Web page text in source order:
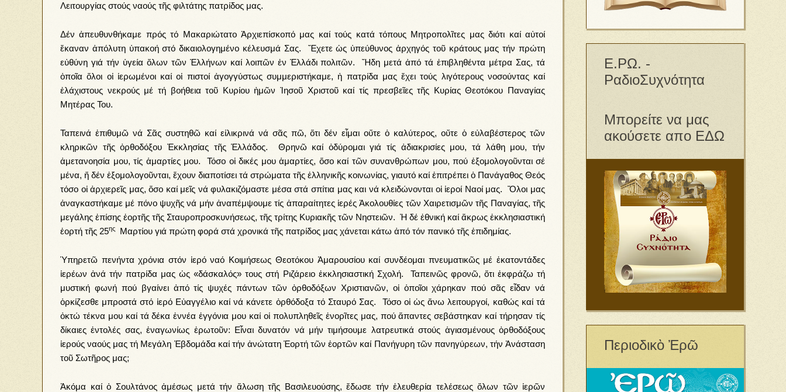
Λειτουργίας στούς ναούς τῆς φιλτάτης πατρίδος μας.
Δέν ἀπευθυνθήκαμε πρός τό Μακαριώτατο Ἀρχιεπίσκοπό μας καί τούς κατά τόπους Μητροπολῖτες μας διότι καί αὐτοί
ἔκαναν ἀπόλυτη ὑπακοή στό δικαιολογημένο κέλευσμά Σας. Ἔχετε ὡς ὑπεύθυνος ἀρχηγός τοῦ κράτους μας τήν πρώτη
εὐθύνη γιά τήν ὑγεία ὅλων τῶν Ἑλλήνων καί λοιπῶν ἐν Ἑλλάδι πολιτῶν. Ἤδη μετά ἀπό τά ἐπιβληθέντα μέτρα Σας, τά
ὁποῖα ὅλοι οἱ ἱερωμένοι καί οἱ πιστοί ἀγογγύστως συμμεριστήκαμε, ἡ πατρίδα μας ἔχει τούς λιγότερους νοσούντας καί
ἐλάχιστους νεκρούς μέ τή βοήθεια τοῦ Κυρίου ἡμῶν Ἰησοῦ Χριστοῦ καί τίς πρεσβεῖες τῆς Κυρίας Θεοτόκου Παναγίας
Μητέρας Του.
Ταπεινά ἐπιθυμῶ νά Σᾶς συστηθῶ καί εἰλικρινά νά σᾶς πῶ, ὅτι δέν εἶμαι οὔτε ὁ καλύτερος, οὔτε ὁ εὐλαβέστερος τῶν
κληρικῶν τῆς ὀρθοδόξου Ἐκκλησίας τῆς Ἑλλάδος. Θρηνῶ καί ὀδύρομαι γιά τίς ἀδιακρισίες μου, τά λάθη μου, τήν
ἀμετανοησία μου, τίς ἁμαρτίες μου. Τόσο οἱ δικές μου ἁμαρτίες, ὅσο καί τῶν συνανθρώπων μου, πού ἐξομολογοῦνται σέ
μένα, ἤ δέν ἐξομολογοῦνται, ἔχουν διαποτίσει τά στρώματα τῆς ἑλληνικῆς κοινωνίας, γιαυτό καί ἐπιτρέπει ὁ Πανάγαθος Θεός
τόσο οἱ ἀρχιερεῖς μας, ὅσο καί μεῖς νά φυλακιζόμαστε μέσα στά σπίτια μας και νά κλειδώνονται οἱ ἱεροί Ναοί μας. Ὅλοι μας
ἀναγκαστήκαμε μέ πόνο ψυχῆς νά μήν ἀναπέμψουμε τίς ἀπαραίτητες ἱερές Ἀκολουθίες τῶν Χαιρετισμῶν τῆς Παναγίας, τῆς
μεγάλης ἐπίσης ἑορτῆς τῆς Σταυροπροσκυνήσεως, τῆς τρίτης Κυριακῆς τῶν Νηστειῶν. Ἡ δέ ἐθνική καί ἄκρως ἐκκλησιαστική
ἑορτή τῆς 25ης Μαρτίου γιά πρώτη φορά στά χρονικά τῆς πατρίδος μας χάνεται κάτω ἀπό τόν πανικό τῆς ἐπιδημίας.
Ὑπηρετῶ πενήντα χρόνια στόν ἱερό ναό Κοιμήσεως Θεοτόκου Ἀμαρουσίου καί συνδέομαι πνευματικῶς μέ ἑκατοντάδες
ἱερέων ἀνά τήν πατρίδα μας ὡς «δάσκαλός» τους στή Ριζάρειο ἐκκλησιαστική Σχολή. Ταπεινῶς φρονῶ, ὅτι ἐκφράζω τή
μυστική φωνή πού βγαίνει ἀπό τίς ψυχές πάντων τῶν ὀρθοδόξων Χριστιανῶν, οἱ ὁποῖοι χάρηκαν πού σᾶς εἶδαν νά
ὁρκίζεσθε μπροστά στό ἱερό Εὐαγγέλιο καί νά κάνετε ὀρθόδοξα τό Σταυρό Σας. Τόσο οἱ ὡς ἄνω λειτουργοί, καθώς καί τά
ὀκτώ τέκνα μου καί τά δέκα ἐννέα ἐγγόνια μου καί οἱ πολυπληθεῖς ἐνορῖτες μας, πού ἅπαντες σεβάστηκαν καί τήρησαν τίς
δίκαιες ἐντολές σας, ἐναγωνίως ἐρωτοῦν: Εἶναι δυνατόν νά μήν τιμήσουμε λατρευτικά στούς ἁγιασμένους ὀρθοδόξους
ἱερούς ναούς μας τή Μεγάλη Ἑβδομάδα καί τήν ἀνώτατη Ἑορτή τῶν ἑορτῶν καί Πανήγυρη τῶν πανηγύρεων, τήν Ἀνάσταση
τοῦ Σωτῆρος μας;
Ἀκόμα καί ὁ Σουλτάνος ἀμέσως μετά τήν ἅλωση τῆς Βασιλευούσης, ἔδωσε τήν ἐλευθερία τελέσεως ὅλων τῶν ἱερῶν
Ε.ΡΩ. -
ΡαδιοΣυχνότητα
Μπορείτε να μας
ακούσετε απο ΕΔΩ
Περιοδικὸ Ἐρῶ